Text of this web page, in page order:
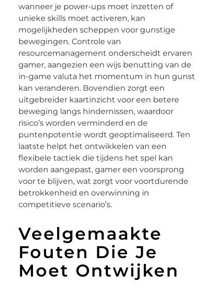
wanneer je power-ups moet inzetten of
unieke skills moet activeren, kan
mogelijkheden scheppen voor gunstige
bewegingen. Controle van
resourcemanagement onderscheidt ervaren
gamer, aangezien een wijs benutting van de
in-game valuta het momentum in hun gunst
kan veranderen. Bovendien zorgt een
uitgebreider kaartinzicht voor een betere
beweging langs hindernissen, waardoor
risico’s worden verminderd en de
puntenpotentie wordt geoptimaliseerd. Ten
laatste helpt het ontwikkelen van een
flexibele tactiek die tijdens het spel kan
worden aangepast, gamer een voorsprong
voor te blijven, wat zorgt voor voortdurende
betrokkenheid en overwinning in
competitieve scenario’s.
Veelgemaakte
Fouten Die Je
Moet Ontwijken